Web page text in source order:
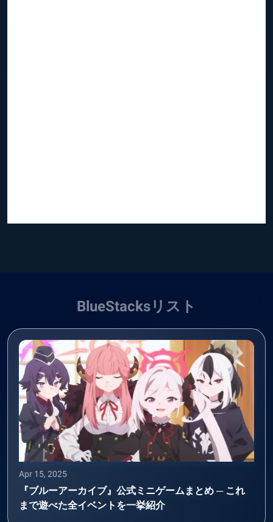
BlueStacksリスト
Apr 15, 2025
『ブルーアーカイブ』公式ミニゲームまとめ ─ これ
まで遊べた全イベントを一挙紹介